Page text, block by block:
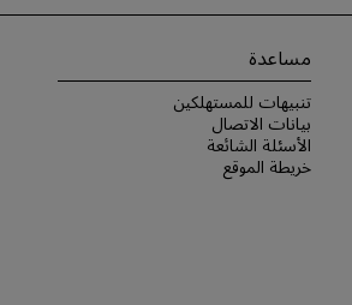
مساعدة
تنبيهات للمستهلكين
بيانات الاتصال
الأسئلة الشائعة
خريطة الموقع